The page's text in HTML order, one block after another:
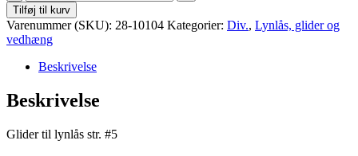
til
lynlås
-
Guld
aflang
antal
Tilføj til kurv
Varenummer (SKU): 28-10104 Kategorier: Div., Lynlås, glider og
vedhæng
Beskrivelse
Beskrivelse
Glider til lynlås str. #5